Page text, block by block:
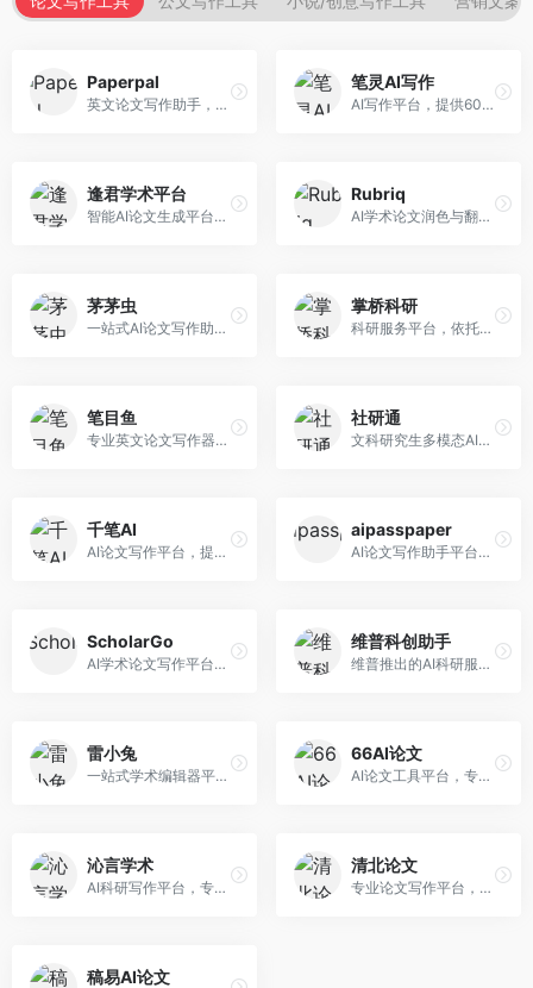
Paperpal
英文论文写作助手，专注于学术英语润色。面向需要发表国际期刊的研究者，提供语法检查、学术表达优化、格式规范等服务，英语表达地道专业。
笔灵AI写作
AI写作平台，提供600+写作模板。面向学生、职场人士和内容创作者，支持论文、公文、营销文案等多种文体，模板丰富，一键生成，写作效率大幅提升。
逢君学术平台
智能AI论文生成平台，支持查重检测。面向高校学生和研究人员，提供论文选题、内容生成、查重修改等一站式服务，学术写作流程完整。
Rubriq
AI学术论文润色与翻译平台。面向国际期刊投稿者，提供论文润色、翻译、格式调整等服务，支持多语言，学术表达专业规范。
茅茅虫
一站式AI论文写作助手，覆盖学术写作全场景。面向高校学生和科研人员，提供开题报告、文献综述、论文正文等写作服务，支持多学科多类型论文，操作简便。
掌桥科研
科研服务平台，依托3亿+真实文献数据库。面向学术研究者和学生，提供文献检索、论文写作、科研数据分析等服务，文献资源丰富，学术支持专业。
笔目鱼
专业英文论文写作器，支持学术论文全流程。面向留学生和国际期刊投稿者，提供英文论文撰写、润色、格式调整等服务，学术英语表达规范。
社研通
文科研究生多模态AI学术写作平台。面向文科研究生和社科研究者，提供文献综述、理论分析、定性研究辅助等服务，文科研究方法论支持完善。
千笔AI
AI论文写作平台，提供无限改稿服务。面向高校学生和学术研究者，支持论文选题、大纲生成、内容撰写、查重修改等全流程服务，改稿次数不限，服务质量有保障。
aipasspaper
AI论文写作助手平台，提供智能化的学术写作支持。面向大学生和研究人员，支持多种学科论文生成，提供参考文献管理和格式规范服务，写作效率高。
ScholarGo
AI学术论文写作平台，专注于理工科领域的逻辑构建。面向理工科研究生和科研工作者，提供公式编辑、数据分析、论文结构优化等服务，理工科写作逻辑严谨。
维普科创助手
维普推出的AI科研服务平台，整合学术资源与智能写作。面向科研人员和高校师生，提供文献检索、论文写作、查重检测等一站式服务，学术资源权威可靠。
雷小兔
一站式学术编辑器平台，覆盖论文写作全流程。面向高校学生和科研人员，提供选题分析、文献检索、论文生成、查重降重等服务，操作流程清晰，学术写作效率显著提升。
66AI论文
AI论文工具平台，专注于高质量低查重论文生成。面向大学生和研究生，提供论文写作、降重修改等服务，生成内容原创度高，查重率低。
沁言学术
AI科研写作平台，专注于学术研究辅助。面向研究生和科研工作者，提供文献分析、研究方法指导、论文撰写等服务，学术资源丰富，研究支持全面。
清北论文
专业论文写作平台，依托高校学术资源。面向本科生和研究生，提供论文指导、写作辅助、查重检测等服务，学术规范性强，适合追求高质量论文的用户。
稿易AI论文